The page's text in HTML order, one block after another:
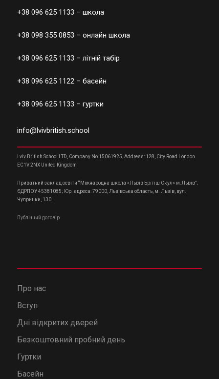
+38 096 625 1133 – школа
+38 098 355 0853 – онлайн школа
+38 096 625 1133 – літній табір
+38 096 625 1122 – басейн
+38 096 625 1133 – гуртки
info@lvivbritish.school
Lviv British School LTD, Company No 15061925, Address: 128, City Road London
EC1V 2NX United Kingdom
Приватний заклад освіти “Міжнародна школа «Львів Брітіш Скул» м.Львів”;
ЄДРПОУ 45381085; Юр. адреса: 79000, Львівська область, м. Львів, вул.
Чупринки, 130.
Публічний договір
Про нас
Вступ
Дні відкритих дверей
Безкоштовний пробний день
Гуртки
Басейн